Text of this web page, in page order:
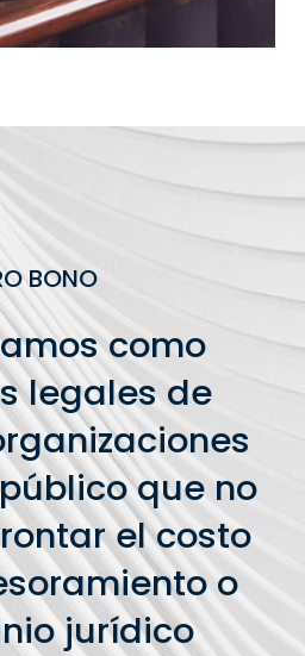
BONO
como
legales de
que no
el costo
o
jurídico